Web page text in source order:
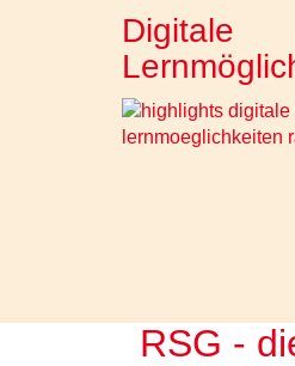
Digitale
RSG -